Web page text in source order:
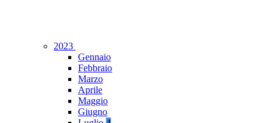
2023
Gennaio
Febbraio
Marzo
Aprile
Maggio
Giugno